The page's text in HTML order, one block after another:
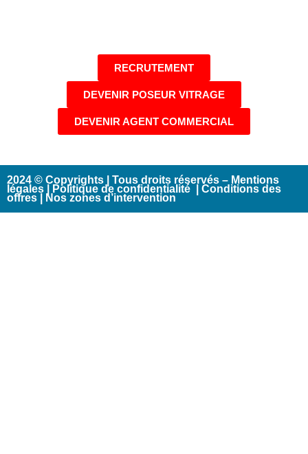
RECRUTEMENT
DEVENIR POSEUR VITRAGE
DEVENIR AGENT COMMERCIAL
2024 © Copyrights | Tous droits réservés – Mentions
légales Politique de confidentialité Conditions des
offres Nos zones d’intervention